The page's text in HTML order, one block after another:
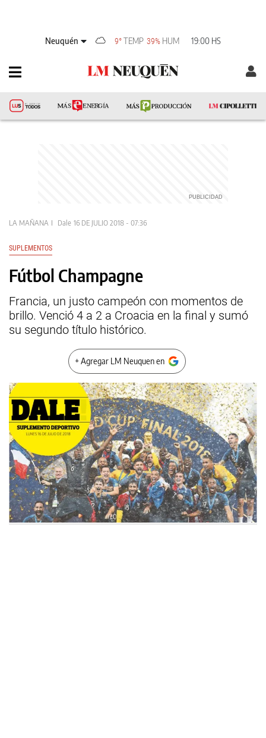
Neuquén 9° TEMP 39% HUM 19:00 HS
LA MAÑANA Dale 16 DE JULIO 2018 - 07:36
SUPLEMENTOS
Fútbol Champagne
Francia, un justo campeón con momentos de
brillo. Venció 4 a 2 a Croacia en la final y sumó
su segundo título histórico.
+ Agregar LM Neuquen en